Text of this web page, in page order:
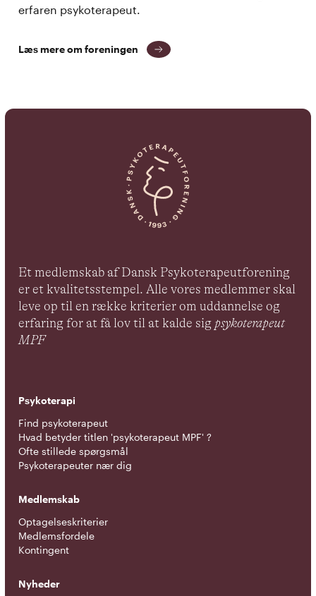
erfaren psykoterapeut.
Læs mere om foreningen
Et medlemskab af Dansk Psykoterapeutforening
er et kvalitetsstempel. Alle vores medlemmer skal
leve op til en række kriterier om uddannelse og
erfaring for at få lov til at kalde sig psykoterapeut
MPF
Psykoterapi
Find psykoterapeut
Hvad betyder titlen 'psykoterapeut MPF' ?
Ofte stillede spørgsmål
Psykoterapeuter nær dig
Medlemskab
Optagelseskriterier
Medlemsfordele
Kontingent
Nyheder